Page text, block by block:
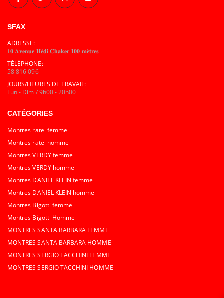
SFAX
ADRESSE:
𝟏𝟎 𝐀𝐯𝐞𝐧𝐮𝐞 𝐇𝐞́𝐝𝐢 𝐂𝐡𝐚𝐤𝐞𝐫 𝟏𝟎𝟎 𝐦𝐞̀𝐭𝐫𝐞𝐬
TÉLÉPHONE:
58 816 096
JOURS/HEURES DE TRAVAIL:
Lun - Dim / 9h00 - 20h00
CATÉGORIES
Montres ratel femme
Montres ratel homme
Montres VERDY femme
Montres VERDY homme
Montres DANIEL KLEIN femme
Montres DANIEL KLEIN homme
Montres Bigotti femme
Montres Bigotti Homme
MONTRES SANTA BARBARA FEMME
MONTRES SANTA BARBARA HOMME
MONTRES SERGIO TACCHINI FEMME
MONTRES SERGIO TACCHINI HOMME